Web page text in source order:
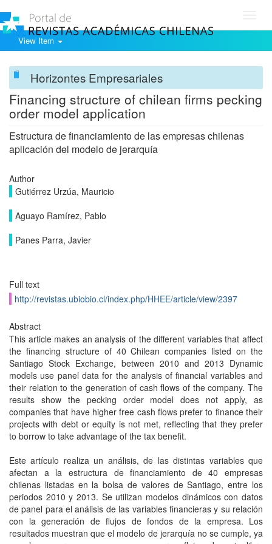
View Item
Horizontes Empresariales
Financing structure of chilean firms pecking
order model application
Estructura de financiamiento de las empresas chilenas
aplicación del modelo de jerarquía
Author
Gutiérrez Urzúa, Mauricio
Aguayo Ramírez, Pablo
Panes Parra, Javier
Full text
http://revistas.ubiobio.cl/index.php/HHEE/article/view/2397
Abstract
This article makes an analysis of the different variables that affect
the financing structure of 40 Chilean companies listed on the
Santiago Stock Exchange, between 2010 and 2013 Dynamic
models use panel data for the analysis of financial variables and
their relation to the generation of cash flows of the company. The
results show the pecking order model does not apply, as
companies that have higher free cash flows prefer to finance their
projects with debt or equity is not met, reflecting that they prefer
to borrow to take advantage of the tax benefit.
Este artículo realiza un análisis, de las distintas variables que
afectan a la estructura de financiamiento de 40 empresas
chilenas listadas en la bolsa de valores de Santiago, entre los
periodos 2010 y 2013. Se utilizan modelos dinámicos con datos
de panel para el análisis de las variables financieras y su relación
con la generación de flujos de fondos de la empresa. Los
resultados muestran que el modelo de jerarquía no se cumple, ya